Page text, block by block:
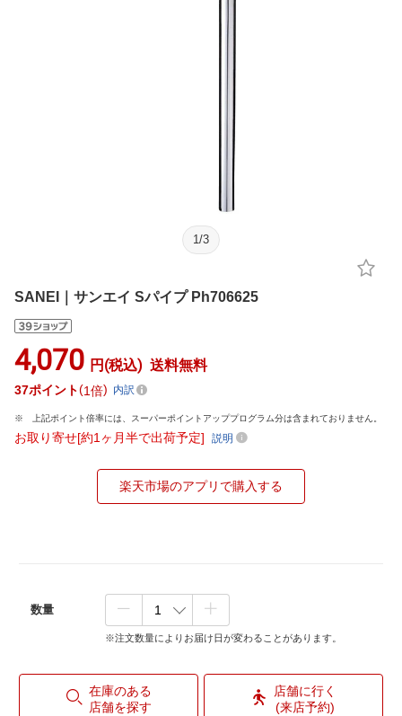
1 /3
SANEI｜サンエイ Sパイプ Ph706625
4,070 円(税込) 送料無料
37ポイント 1倍 内訳
上記ポイント倍率には、スーパーポイントアッププログラム分は含まれておりません。
お取り寄せ[約1ヶ月半で出荷予定] 説明
楽天市場のアプリで購入する
数量
※注文数量によりお届け日が変わることがあります。
在庫のある
店舗を探す
店舗に行く
(来店予約)